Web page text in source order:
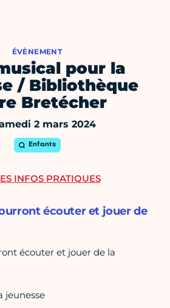
ÉVÈNEMENT
pour la
/ Bibliothèque
Bretécher
2 mars 2024
Enfants
écouter et jouer de
écouter et jouer de la
jeunesse
INFOS PRATIQUES